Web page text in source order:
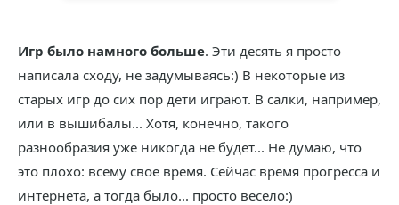
Игр было намного больше. Эти десять я просто
написала сходу, не задумываясь:) В некоторые из
старых игр до сих пор дети играют. В салки, например,
или в вышибалы... Хотя, конечно, такого
разнообразия уже никогда не будет... Не думаю, что
это плохо: всему свое время. Сейчас время прогресса и
интернета, а тогда было... просто весело:)